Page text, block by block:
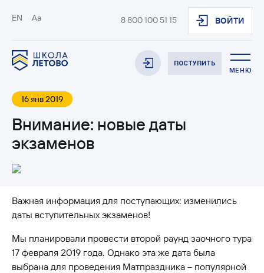
EN Aa 8 800 100 51 15 ВОЙТИ
ПОСТУПИТЬ
МЕНЮ
16 янв 2019
Внимание: новые даты
экзаменов
Важная информация для поступающих: изменились
даты вступительных экзаменов!
Мы планировали провести второй раунд заочного тура
17 февраля 2019 года. Однако эта же дата была
выбрана для проведения Матпраздника – популярной